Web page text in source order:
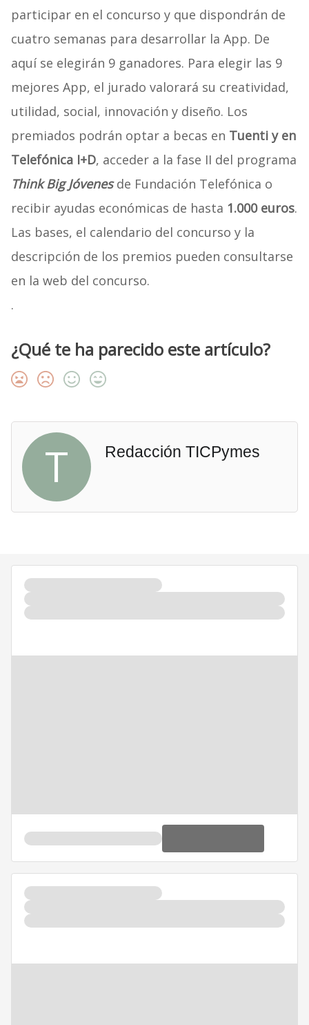
participar en el concurso y que dispondrán de
cuatro semanas para desarrollar la App. De
aquí se elegirán 9 ganadores. Para elegir las 9
mejores App, el jurado valorará su creatividad,
utilidad, social, innovación y diseño. Los
premiados podrán optar a becas en Tuenti y en
Telefónica I+D, acceder a la fase II del programa
Think Big Jóvenesde Fundación Telefónica o
recibir ayudas económicas de hasta 1.000 euros.
Las bases, el calendario del concurso y la
descripción de los premios pueden consultarse
en la web del concurso.
.
¿Qué te ha parecido este artículo?
T Redacción TICPymes